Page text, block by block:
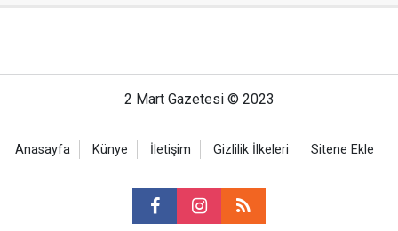
2 Mart Gazetesi © 2023
Anasayfa Künye İletişim Gizlilik İlkeleri Sitene Ekle